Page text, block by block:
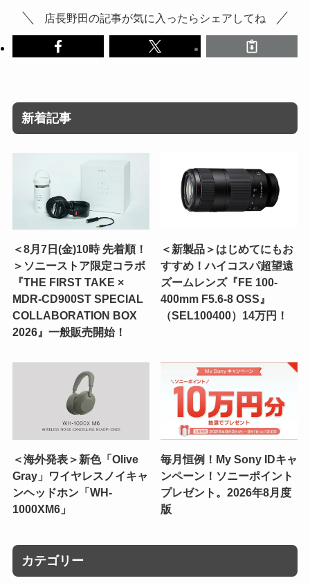
店長野田の記事が気に入ったらシェアしてね
新着記事
＜8月7日(金)10時 先着順！
＞ソニーストア限定コラボ
『THE FIRST TAKE ×
MDR-CD900ST SPECIAL
COLLABORATION BOX
2026』一般販売開始！
＜新製品＞はじめてにもお
すすめ！ハイコスパ超望遠
ズームレンズ『FE 100-
400mm F5.6-8 OSS』
（SEL100400）14万円！
＜海外発表＞新色「Olive
Gray」ワイヤレスノイキャ
ンヘッドホン「WH-
1000XM6」
毎月恒例！My Sony IDキャ
ンペーン！ソニーポイント
プレゼント。2026年8月度
版
カテゴリー